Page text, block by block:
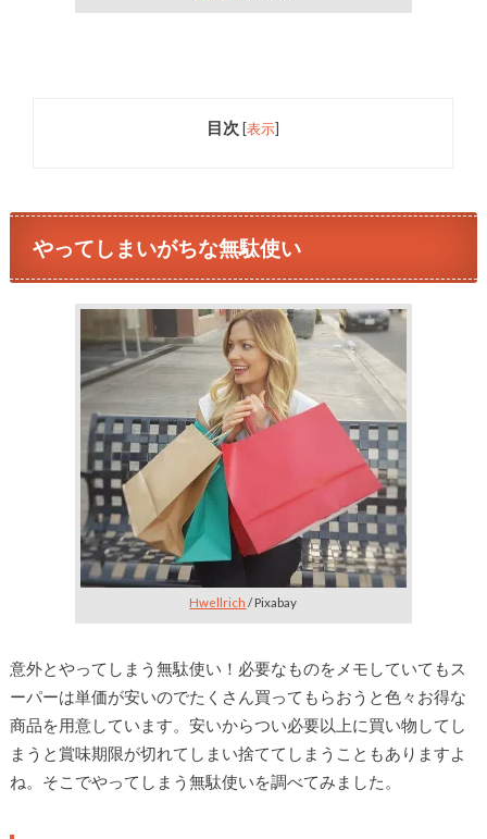
目次 [表示]
やってしまいがちな無駄使い
Hwellrich / Pixabay
意外とやってしまう無駄使い！必要なものをメモしていてもス
ーパーは単価が安いのでたくさん買ってもらおうと色々お得な
商品を用意しています。安いからつい必要以上に買い物してし
まうと賞味期限が切れてしまい捨ててしまうこともありますよ
ね。そこでやってしまう無駄使いを調べてみました。